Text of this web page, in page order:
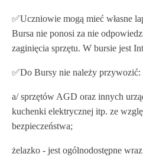
✅️Uczniowie mogą mieć własne
Bursa nie ponosi za nie
zaginięcia sprzętu. W bursie jest
✅️Do Bursy nie należy przywozić:
a/ sprzętów AGD oraz innych
kuchenki elektrycznej itp. ze
bezpieczeństwa;
żelazko - jest ogólnodostępne